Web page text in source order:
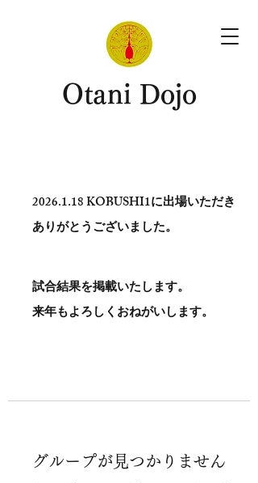
​Otani Dojo
2026.1.18KOBUSHI1に出場いただき
ありがとう​ございました。
試合結果を掲載いたします。
​来年もよろしくおねがいします。
グループが見つかりません